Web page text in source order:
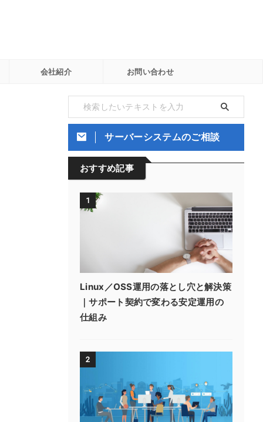
会社紹介 お問い合わせ
サーバーシステムのご相談
おすすめ記事
1
Linux／OSS運用の落とし穴と解決策
｜サポート契約で変わる安定運用の
仕組み
2